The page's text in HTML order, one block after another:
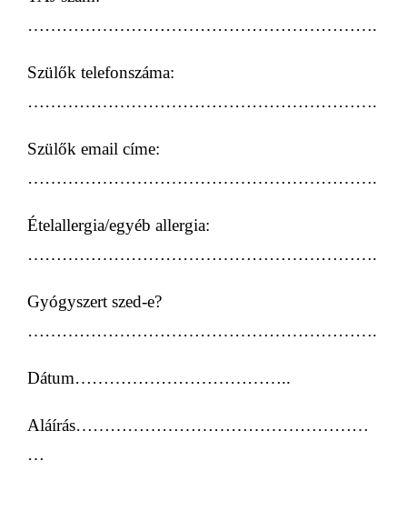
…………………………………………………….
Szülők telefonszáma:
…………………………………………………….
Szülők email címe:
…………………………………………………….
Ételallergia/egyéb allergia:
…………………………………………………….
Gyógyszert szed-e?
…………………………………………………….
Dátum………………………………..
Aláírás……………………………………………
…